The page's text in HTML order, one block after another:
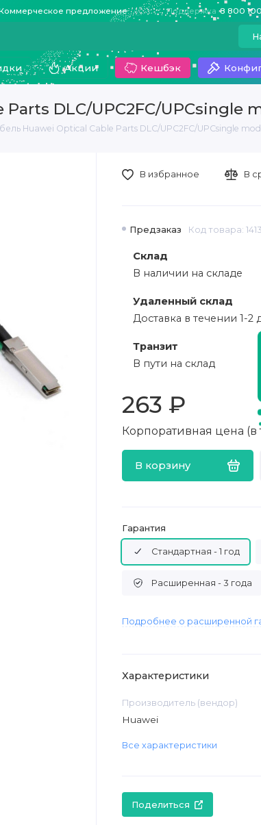
предложение Поддержка 8 800
Акции Кешбэк
DLC/UPC2FC/UPCsingle
Huawei Optical Cable Parts DLC/UPC2FC/UPCsingle
Предзаказ Код товара:
Склад
В наличии на складе
Удаленный склад
Доставка в течении 1-2
Транзит
В пути на склад
263 ₽
Корпоративная цена (в
В корзину
В избранное В
Гарантия
Стандартная - 1 год
Расширенная - 3 года
Подробнее о расширенной
Характеристики
Производитель (вендор)
Huawei
Все характеристики
Поделиться